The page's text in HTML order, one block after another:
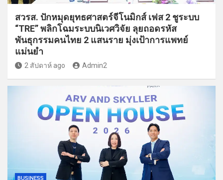
สวรส. ปักหมุดยุทธศาสตร์จีโนมิกส์ เฟส 2 ชูระบบ
“TRE” พลิกโฉมระบบนิเวศวิจัย ลุยถอดรหัส
พันธุกรรมคนไทย 2 แสนราย มุ่งเป้าการแพทย์
แม่นยำ
2 สัปดาห์ ago Admin2
BUSINESS